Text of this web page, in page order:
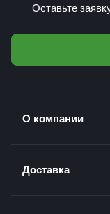
Оставьте
О компании
Доставка